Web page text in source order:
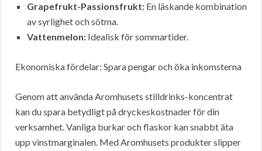
Grapefrukt-Passionsfrukt: En läskande kombination
av syrlighet och sötma.
Vattenmelon: Idealisk för sommartider.
Ekonomiska fördelar: Spara pengar och öka inkomsterna
Genom att använda Aromhusets stilldrinks-koncentrat
kan du spara betydligt på dryckeskostnader för din
verksamhet. Vanliga burkar och flaskor kan snabbt äta
upp vinstmarginalen. Med Aromhusets produkter slipper